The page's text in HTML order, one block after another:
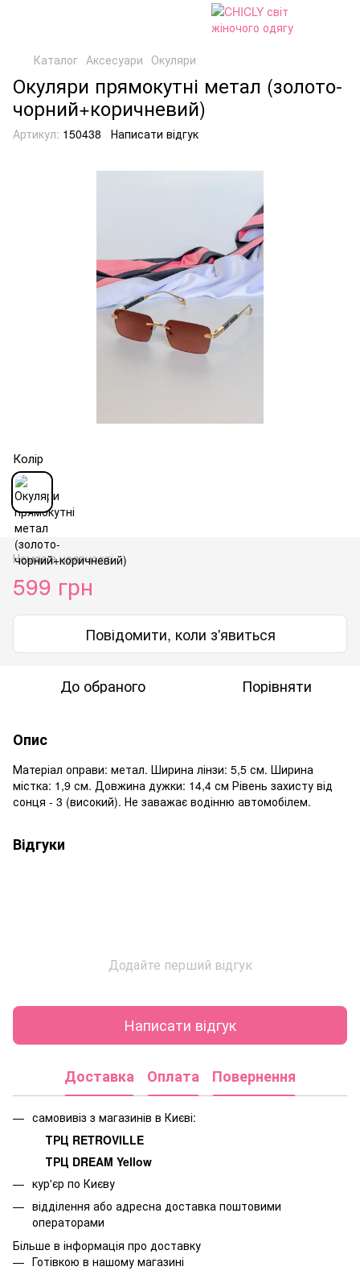
Каталог Аксесуари Окуляри
Окуляри прямокутні метал (золото-
чорний+коричневий)
Артикул: 150438 Написати відгук
Колір
Немає в наявності
599 грн
Повідомити, коли з'явиться
До обраного Порівняти
Опис
Матеріал оправи: метал. Ширина лінзи: 5,5 см. Ширина
містка: 1,9 см. Довжина дужки: 14,4 см Рівень захисту від
сонця - 3 (високий). Не заважає водінню автомобілем.
Відгуки
Додайте перший відгук
Написати відгук
Доставка Оплата Повернення
самовивіз з магазинів в Києві:
ТРЦ RETROVILLE
ТРЦ DREAM Yellow
кур'єр по Києву
відділення або адресна доставка поштовими
операторами
Більше в інформація про доставку
Готівкою в нашому магазині